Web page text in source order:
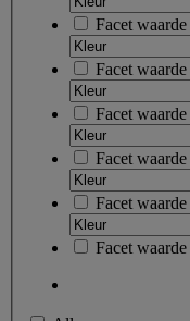
Facet waarde
Facet waarde
Facet waarde
Facet waarde
Facet waarde
Facet waarde